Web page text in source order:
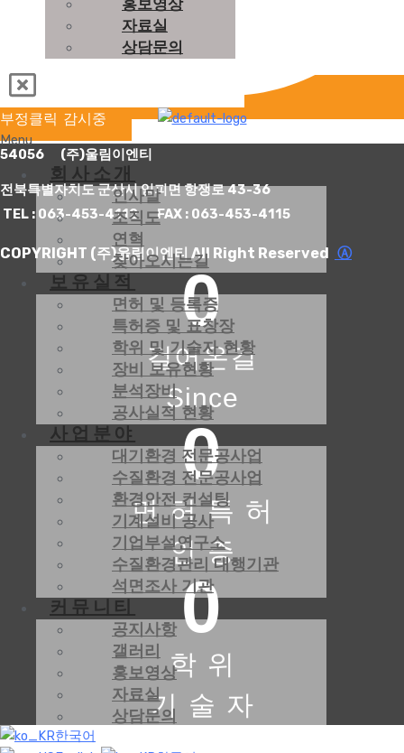
홍보영상
자료실
상담문의
Menu
회사소개
인사말
조직도
연혁
찾아오시는길
보유실적
면허 및 등록증
특허증 및 표창장
학위 및 기술자 현황
장비 보유현황
분석장비
공사실적 현황
사업분야
대기환경 전문공사업
수질환경 전문공사업
환경안전 컨설팅
기계설비 공사
기업부설연구소
수질환경관리 대행기관
석면조사 기관
커뮤니티
공지사항
갤러리
홍보영상
자료실
상담문의
부정클릭 감시중
54056 (주)울림이엔티
전북특별자치도 군산시 임피면 항쟁로 43-36
TEL : 063-453-4112 FAX : 063-453-4115
COPYRIGHT (주)울림이엔티 All Right Reserved Ⓐ
0
걸어온길
Since
0
면 허 특 허
인 증
0
학 위
기 술 자
한국어